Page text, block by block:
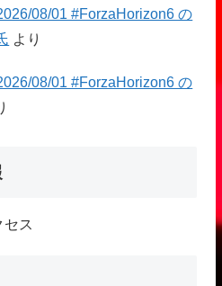
08/01 #ForzaHorizon6 の
より
08/01 #ForzaHorizon6 の
セス